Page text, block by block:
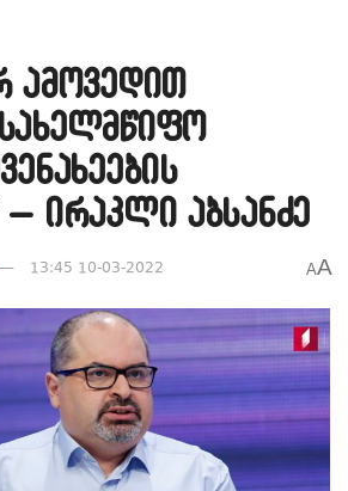
ამოვედით
ირაკლი აბსანძე
13:45 10-03-2022 AA